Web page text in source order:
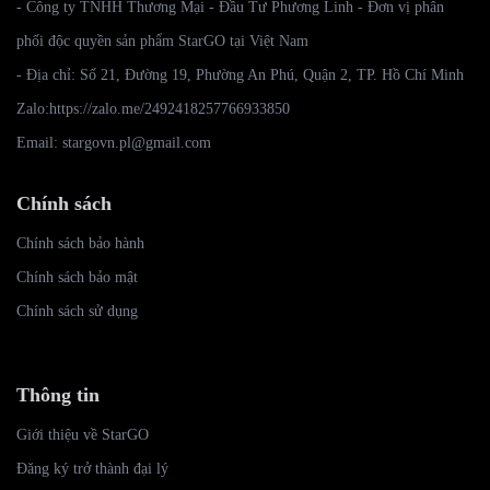
- Công ty TNHH Thương Mại - Đầu Tư Phương Linh - Đơn vị phân
phối độc quyền sản phẩm StarGO tại Việt Nam
- Địa chỉ: Số 21, Đường 19, Phường An Phú, Quận 2, TP. Hồ Chí Minh
Zalo:https://zalo.me/2492418257766933850
Email: stargovn.pl@gmail.com
Chính sách
Chính sách bảo hành
Chính sách bảo mật
Chính sách sử dụng
Thông tin
Giới thiệu về StarGO
Đăng ký trở thành đại lý